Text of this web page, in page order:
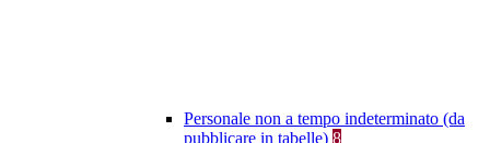
Personale non a tempo indeterminato (da
pubblicare in tabelle) 8